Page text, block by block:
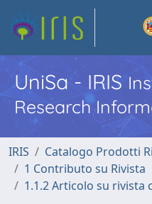
UniSa - IRIS
Research
IRIS
Catalogo Prodotti
1 Contributo su Rivista
1.1.2 Articolo su rivista